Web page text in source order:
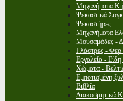
Μηχανήματα
Ψεκαστικά
Ψεκαστήρες
Μηχανήματα
Μουσαμάδες -
Γλάστρες -
Εργαλεία -
Χώματα -
Εμποτισμένη
Βιβλία
Διακοσμητικά